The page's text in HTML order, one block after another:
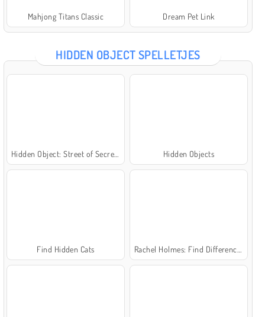
Mahjong Titans Classic Dream Pet Link
HIDDEN OBJECT SPELLETJES
Hidden Objects
Find Hidden Cats